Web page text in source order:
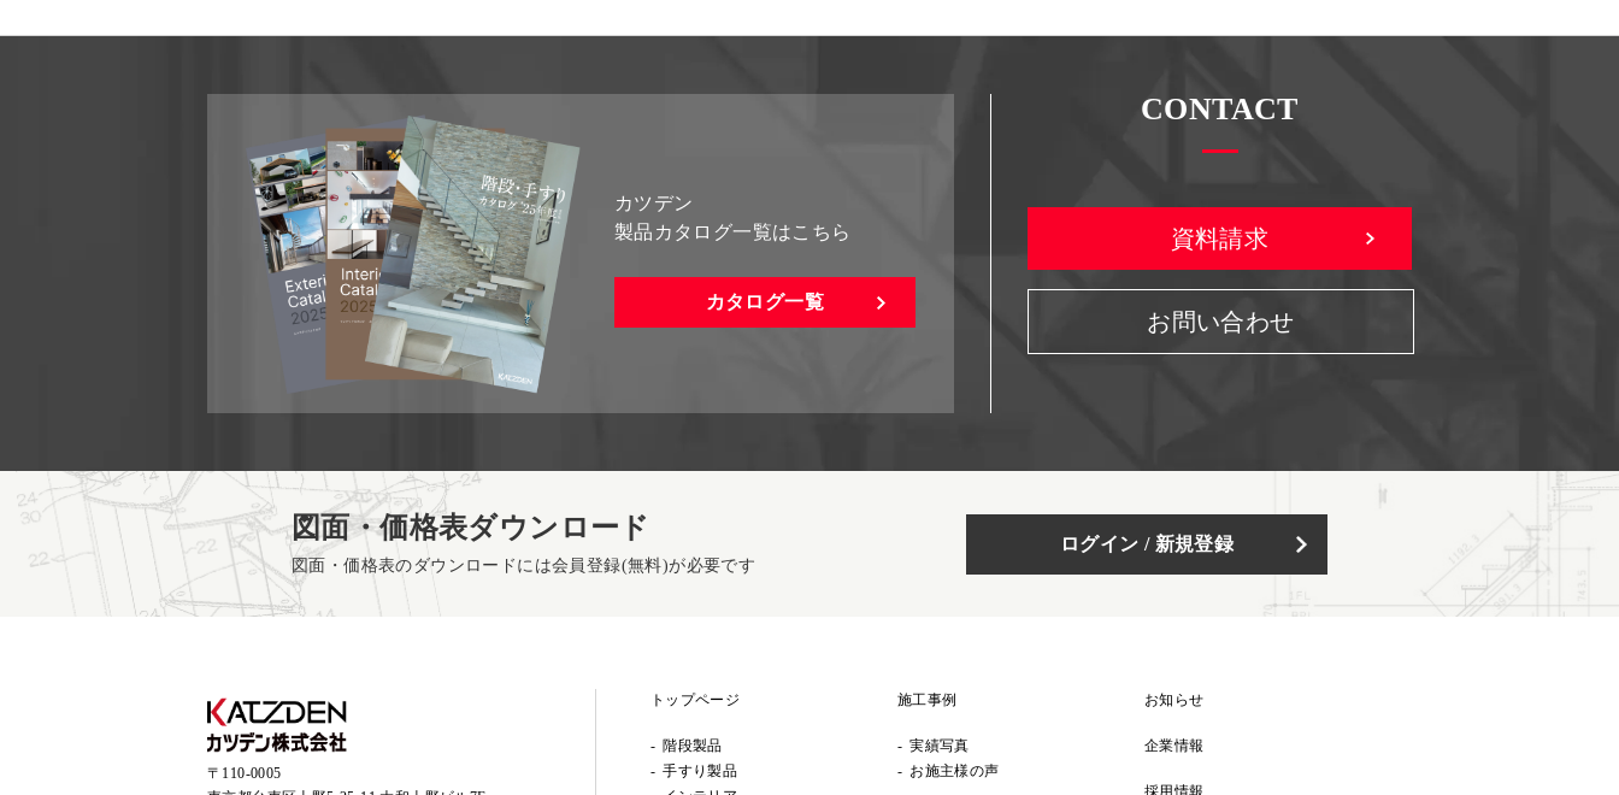
カツデン
製品カタログ一覧はこちら
カタログ一覧
CONTACT
資料請求
お問い合わせ
図面・価格表ダウンロード
図面・価格表のダウンロードには会員登録(無料)が必要です
ログイン / 新規登録
〒110-0005
トップページ
階段製品
手すり製品
施工事例
実績写真
お施主様の声
お知らせ
企業情報
採用情報